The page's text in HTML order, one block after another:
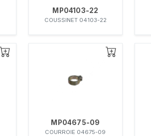
MP04103-22
COUSSINET 04103-22
MP04675-09
COURROIE 04675-09